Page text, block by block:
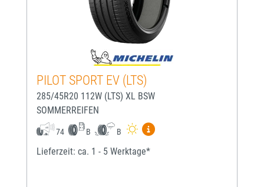
PILOT SPORT EV (LTS)
285/45R20 112W (LTS) XL BSW
SOMMERREIFEN
74 B B
Mehr Informationen zum
Lieferzeit: ca. 1 - 5 Werktage*